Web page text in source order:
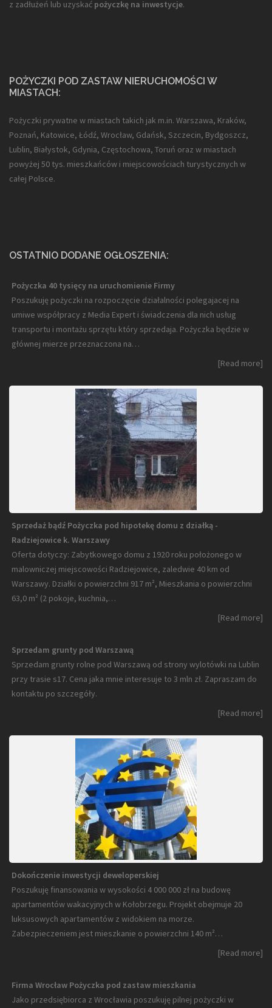
z zadłużeń lub uzyskać pożyczkę na inwestycje.
POŻYCZKI POD ZASTAW NIERUCHOMOŚCI W
MIASTACH:
Pożyczki prywatne w miastach takich jak m.in. Warszawa, Kraków,
Poznań, Katowice, Łódź, Wrocław, Gdańsk, Szczecin, Bydgoszcz,
Lublin, Białystok, Gdynia, Częstochowa, Toruń oraz w miastach
powyżej 50 tys. mieszkańców i miejscowościach turystycznych w
całej Polsce.
OSTATNIO DODANE OGŁOSZENIA:
Pożyczka 40 tysięcy na uruchomienie Firmy
Poszukuję pożyczki na rozpoczęcie działalności polegajacej na
umiwe współpracy z Media Expert i świadczenia dla nich usług
transportu i montażu sprzętu który sprzedaja. Pożyczka będzie w
głównej mierze przeznaczona na…
[Read more]
Sprzedaż bądź Pożyczka pod hipotekę domu z działką -
Radziejowice k. Warszawy
Oferta dotyczy: Zabytkowego domu z 1920 roku położonego w
malowniczej miejscowości Radziejowice, zaledwie 40 km od
Warszawy. Działki o powierzchni 917 m², Mieszkania o powierzchni
63,0 m² (2 pokoje, kuchnia,…
[Read more]
Sprzedam grunty pod Warszawą
Sprzedam grunty rolne pod Warszawą od strony wylotówki na Lublin
przy trasie s17. Cena jaka mnie interesuje to 3 mln zł. Zapraszam do
kontaktu po szczegóły.
[Read more]
Dokończenie inwestycji deweloperskiej
Poszukuję finansowania w wysokości 4 000 000 zł na budowę
apartamentów wakacyjnych w Kołobrzegu. Projekt obejmuje 20
luksusowych apartamentów z widokiem na morze.
Zabezpieczeniem jest mieszkanie o powierzchni 140 m²…
[Read more]
Firma Wrocław Pożyczka pod zastaw mieszkania
Jako przedsiębiorca z Wrocławia poszukuję pilnej pożyczki w